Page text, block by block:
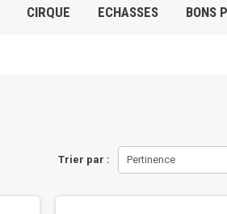
CIRQUE ECHASSES BONS
Trier par : Pertinence